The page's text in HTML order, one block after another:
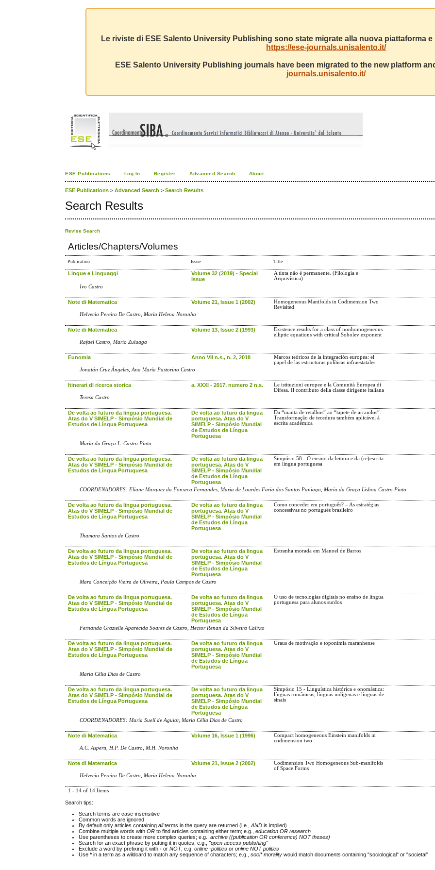
Le riviste di ESE Salento University Publishing sono state migrate alla nuova piattaforma
https://ese-journals.unisalento.it/
ESE Salento University Publishing journals have been migrated to the new platform
journals.unisalento.it/
ESE Publications Log In Register Advanced Search About
ESE Publications >Advanced Search >Search Results
Search Results
Revise Search
Articles/Chapters/Volumes
Publication Issue Title
Lingue e Linguaggi
Volume 32 (2019) - Special
Issue
A tinta não é permanente. (Filologia e
Arquivística)
Ivo Castro
Note di Matematica Volume 21, Issue 1 (2002)
Homogeneous Manifolds in Codimension Two
Revisited
Helvecio Pereira De Castro, Maria Helena Noronha
Note di Matematica Volume 13, Issue 2 (1993)
Existence results for a class of nonhomogeneous
elliptic equations with critical Sobolev exponent
Rafael Castro, Mario Zuluaga
Eunomia Anno VII n.s., n. 2, 2018
Marcos teóricos de la integración europea: el
papel de las estructuras políticas infraestatales
Jonatán Cruz Ángeles, Ana María Pastorino Castro
Itinerari di ricerca storica a. XXXI - 2017, numero 2 n.s.
Le istituzioni europee e la Comunità Europea di
Difesa. Il contributo della classe dirigente italiana
Teresa Castro
De volta ao futuro da lingua portuguesa.
Atas do V SIMELP - Simpósio Mundial de
Estudos de Língua Portuguesa
De volta ao futuro da lingua
portuguesa. Atas do V
SIMELP - Simpósio Mundial
de Estudos de Língua
Portuguesa
Da “manta de retalhos” ao “tapete de arraiolos”:
Transformação de tecedura também aplicável à
escrita académica
Maria da Graça L. Castro Pinto
De volta ao futuro da lingua portuguesa.
Atas do V SIMELP - Simpósio Mundial de
Estudos de Língua Portuguesa
De volta ao futuro da lingua
portuguesa. Atas do V
SIMELP - Simpósio Mundial
de Estudos de Língua
Portuguesa
Simpósio 58 - O ensino da leitura e da (re)escrita
em língua portuguesa
COORDENADORES: Eliane Marquez da Fonseca Fernandes, Maria de Lourdes Faria dos Santos Paniago, Maria da Graça Lisboa Castro Pinto
De volta ao futuro da lingua portuguesa.
Atas do V SIMELP - Simpósio Mundial de
Estudos de Língua Portuguesa
De volta ao futuro da lingua
portuguesa. Atas do V
SIMELP - Simpósio Mundial
de Estudos de Língua
Portuguesa
Como conceder em português? – As estratégias
concessivas no português brasileiro
Thamara Santos de Castro
De volta ao futuro da lingua portuguesa.
Atas do V SIMELP - Simpósio Mundial de
Estudos de Língua Portuguesa
De volta ao futuro da lingua
portuguesa. Atas do V
SIMELP - Simpósio Mundial
de Estudos de Língua
Portuguesa
Estranha morada em Manoel de Barros
Mara Conceição Vieira de Oliveira, Paula Campos de Castro
De volta ao futuro da lingua portuguesa.
Atas do V SIMELP - Simpósio Mundial de
Estudos de Língua Portuguesa
De volta ao futuro da lingua
portuguesa. Atas do V
SIMELP - Simpósio Mundial
de Estudos de Língua
Portuguesa
O uso de tecnologias digitais no ensino de língua
portuguesa para alunos surdos
Fernanda Grazielle Aparecida Soares de Castro, Hector Renan da Silveira Calixto
De volta ao futuro da lingua portuguesa.
Atas do V SIMELP - Simpósio Mundial de
Estudos de Língua Portuguesa
De volta ao futuro da lingua
portuguesa. Atas do V
SIMELP - Simpósio Mundial
de Estudos de Língua
Portuguesa
Graus de motivação e toponímia maranhense
Maria Célia Dias de Castro
De volta ao futuro da lingua portuguesa.
Atas do V SIMELP - Simpósio Mundial de
Estudos de Língua Portuguesa
De volta ao futuro da lingua
portuguesa. Atas do V
SIMELP - Simpósio Mundial
de Estudos de Língua
Portuguesa
Simpósio 15 - Linguística histórica e onomástica:
línguas românicas, línguas indígenas e línguas de
sinais
COORDENADORES: Maria Suelí de Aguiar, Maria Célia Dias de Castro
Note di Matematica Volume 16, Issue 1 (1996)
Compact homogeneous Einstein manifolds in
codimension two
A.C. Asperti, H.P. De Castro, M.H. Noronha
Note di Matematica Volume 21, Issue 2 (2002)
Codimension Two Homogeneous Sub-manifolds
of Space Forms
Helvecio Pereira De Castro, Maria Helena Noronha
1 - 14 of 14 Items
Search tips:
Search terms are case-insensitive
Common words are ignored
By default only articles containingallterms in the query are returned (i.e.,AND is implied)
Combine multiple words withOR to find articles containing either term; e.g.,education OR research
Use parentheses to create more complex queries; e.g.,archive ((publication OR conference) NOT theses)
Search for an exact phrase by putting it in quotes; e.g., "open access publishing"
Exclude a word by prefixing it with- orNOT; e.g.online -politics oronline NOT politics
Use*in a term as a wildcard to match any sequence of characters; e.g.,soci* morality would match documents containing "sociological" or "societal"